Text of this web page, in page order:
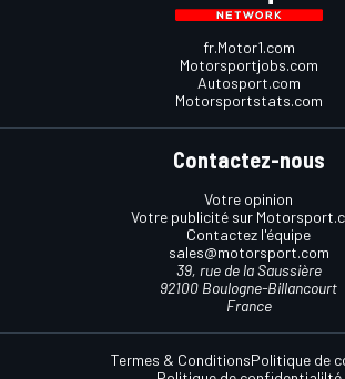
fr.Motor1.com
Motorsportjobs.com
Autosport.com
Motorsportstats.com
Contactez-nous
Votre opinion
Votre publicité sur
Contactez l'équipe
sales@motorsport.com
39, rue de la Saussière
92100 Boulogne-Billancourt
France
Termes & ConditionsPolitique de